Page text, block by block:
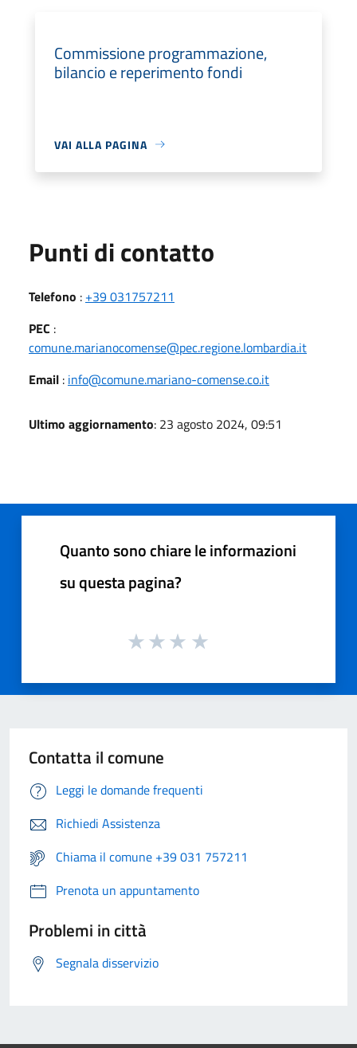
Commissione programmazione,
bilancio e reperimento fondi
VAI ALLA PAGINA
Punti di contatto
Telefono : +39 031757211
PEC :
comune.marianocomense@pec.regione.lombardia.it
Email : info@comune.mariano-comense.co.it
Ultimo aggiornamento: 23 agosto 2024, 09:51
Quanto sono chiare le informazioni
su questa pagina?
Contatta il comune
Leggi le domande frequenti
Richiedi Assistenza
Chiama il comune +39 031 757211
Prenota un appuntamento
Problemi in città
Segnala disservizio